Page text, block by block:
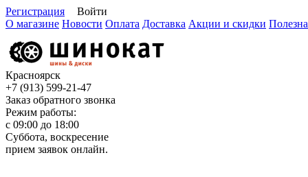
Регистрация
Войти
О магазине Новости Оплата Доставка Акции и скидки
Красноярск
+7 (913) 599-21-47
Заказ обратного звонка
Режим работы:
с 09:00 до 18:00
Суббота, воскресение
прием заявок онлайн.